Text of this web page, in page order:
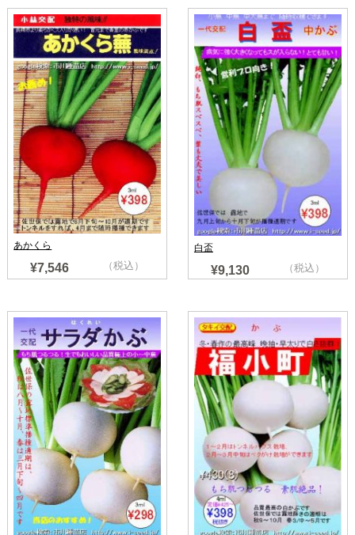
あかくら
¥7,546 （税込）
白盃
¥9,130 （税込）